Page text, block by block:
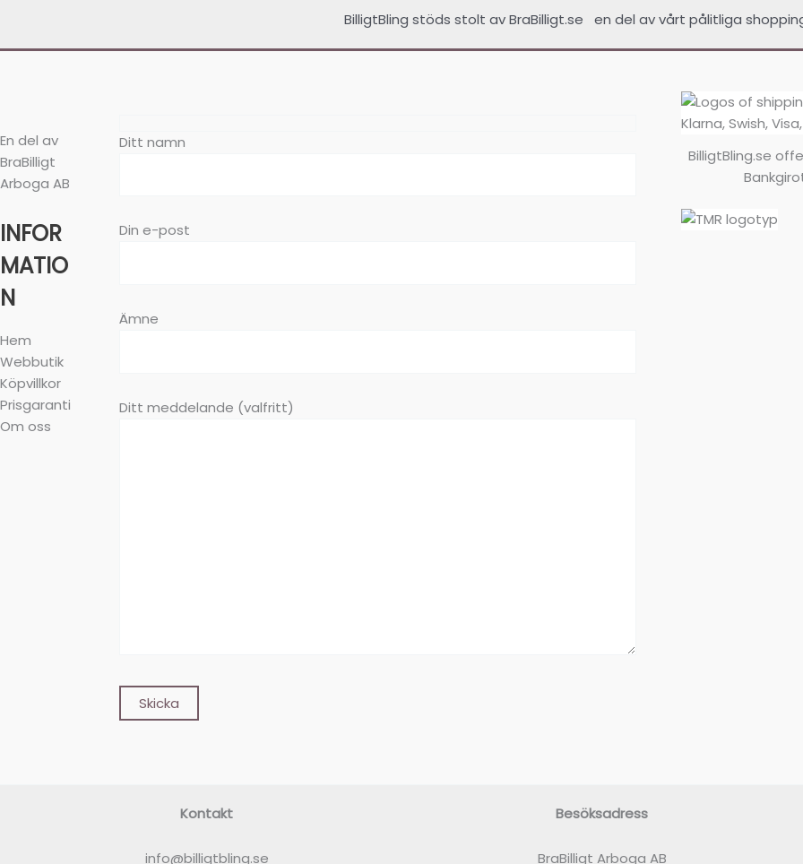
BilligtBling stöds stolt avBraBilligt.se en del av vårt pålitliga
En del av
BraBilligt
Arboga AB
INFOR
MATIO
N
Hem
Webbutik
Köpvillkor
Prisgaranti
Om oss
Ditt namn
Din e-post
Ämne
Ditt meddelande (valfritt)
BilligtBling.se
Kontakt
info@billigtbling.se
Besöksadress
BraBilligt Arboga AB